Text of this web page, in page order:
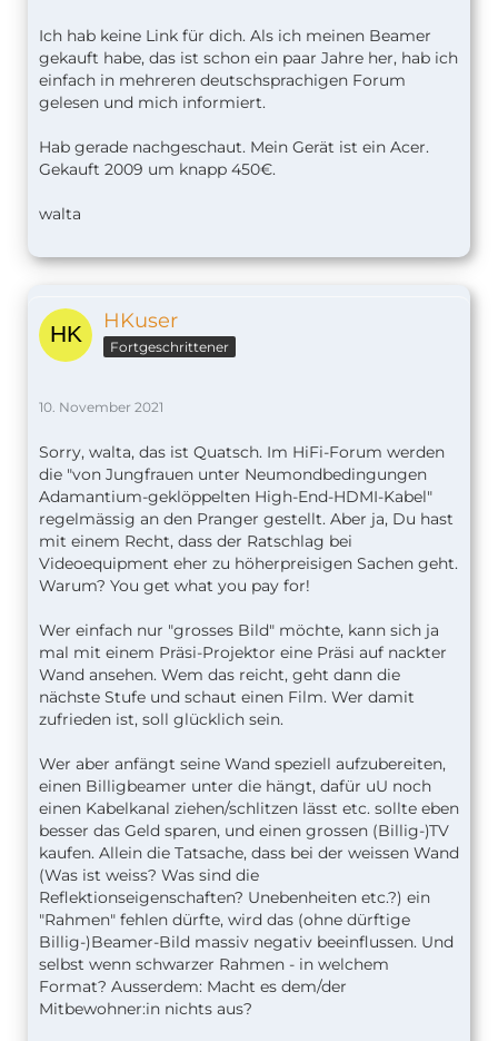
Ich hab keine Link für dich. Als ich meinen Beamer
gekauft habe, das ist schon ein paar Jahre her, hab ich
einfach in mehreren deutschsprachigen Forum
gelesen und mich informiert.
Hab gerade nachgeschaut. Mein Gerät ist ein Acer.
Gekauft 2009 um knapp 450€.
walta
HKuser
Fortgeschrittener
10. November 2021
Sorry, walta, das ist Quatsch. Im HiFi-Forum werden
die "von Jungfrauen unter Neumondbedingungen
Adamantium-geklöppelten High-End-HDMI-Kabel"
regelmässig an den Pranger gestellt. Aber ja, Du hast
mit einem Recht, dass der Ratschlag bei
Videoequipment eher zu höherpreisigen Sachen geht.
Warum? You get what you pay for!
Wer einfach nur "grosses Bild" möchte, kann sich ja
mal mit einem Präsi-Projektor eine Präsi auf nackter
Wand ansehen. Wem das reicht, geht dann die
nächste Stufe und schaut einen Film. Wer damit
zufrieden ist, soll glücklich sein.
Wer aber anfängt seine Wand speziell aufzubereiten,
einen Billigbeamer unter die hängt, dafür uU noch
einen Kabelkanal ziehen/schlitzen lässt etc. sollte eben
besser das Geld sparen, und einen grossen (Billig-)TV
kaufen. Allein die Tatsache, dass bei der weissen Wand
(Was ist weiss? Was sind die
Reflektionseigenschaften? Unebenheiten etc.?) ein
"Rahmen" fehlen dürfte, wird das (ohne dürftige
Billig-)Beamer-Bild massiv negativ beeinflussen. Und
selbst wenn schwarzer Rahmen - in welchem
Format? Ausserdem: Macht es dem/der
Mitbewohner:in nichts aus?